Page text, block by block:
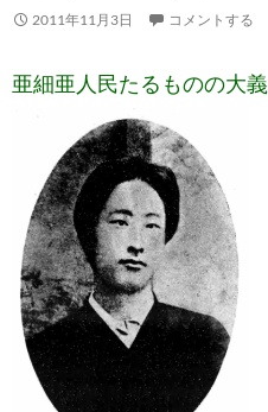
2011年11月3日 コメントする
亜細亜人民たるものの大義